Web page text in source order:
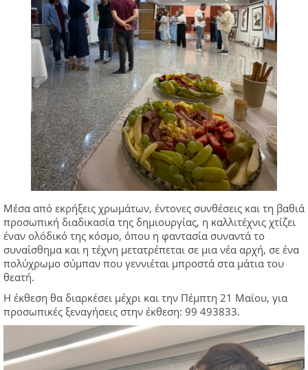
Μέσα από εκρήξεις χρωμάτων, έντονες συνθέσεις και τη βαθιά
προσωπική διαδικασία της δημιουργίας, η καλλιτέχνις χτίζει
έναν ολόδικό της κόσμο, όπου η φαντασία συναντά το
συναίσθημα και η τέχνη μετατρέπεται σε μια νέα αρχή, σε ένα
πολύχρωμο σύμπαν που γεννιέται μπροστά στα μάτια του
θεατή.
Η έκθεση θα διαρκέσει μέχρι και την Πέμπτη 21 Μαΐου, για
προσωπικές ξεναγήσεις στην έκθεση: 99 493833.